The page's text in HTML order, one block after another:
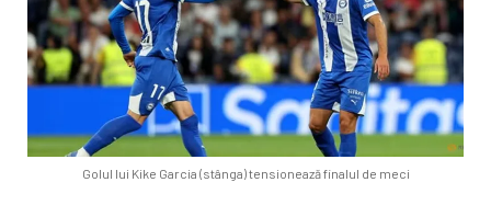
Golul lui Kike Garcia (stânga) tensionează finalul de meci